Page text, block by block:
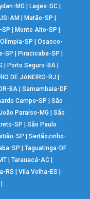
MG | Lages-SC|
AM | Matão-SP |
SP |Monte Alto-SP |
Olímpia-SP |Osasco-
SP |Piracicaba-SP |
|Porto Seguro-BA |
DE JANEIRO-RJ |
BA| Samambaia-DF
Campo-SP |São
Paraíso-MG |São
SP |São Paulo
SP |Sertãozinho-
SP |Taguatinga-DF
| Tarauacá-AC|
RS |Vila Velha-ES |
|